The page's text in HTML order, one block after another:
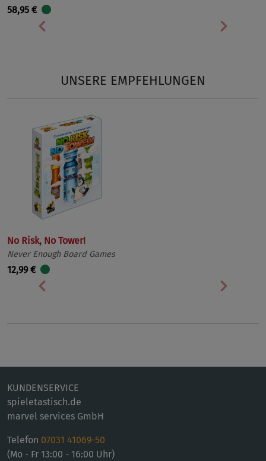
58,95 €
Vorherige
UNSERE EMPFEHLUNGEN
No Risk, No Tower!
Never Enough Board Games
12,99 €
Vorherige
KUNDENSERVICE
spieletastisch.de
marvel services GmbH
Telefon 07031 41069-50
(Mo - Fr 13:00 - 16:00 Uhr)